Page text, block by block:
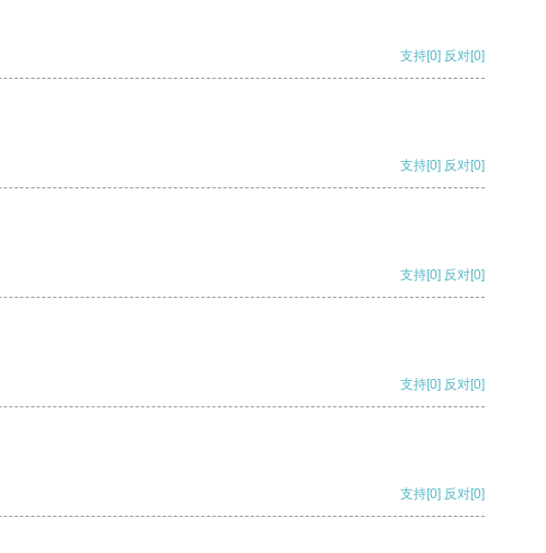
支持[0] 反对[0]
支持[0] 反对[0]
支持[0] 反对[0]
支持[0] 反对[0]
支持[0] 反对[0]